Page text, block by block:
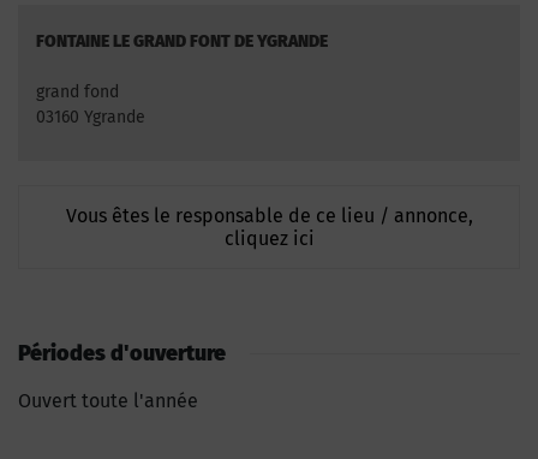
FONTAINE LE GRAND FONT DE YGRANDE
grand fond
03160 Ygrande
Vous êtes le responsable de ce lieu / annonce,
cliquez ici
Périodes d'ouverture
Ouvert toute l'année